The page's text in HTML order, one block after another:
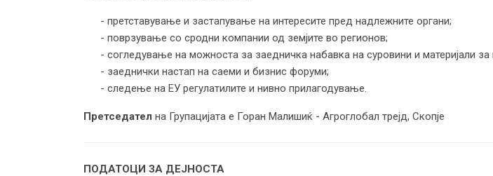
- претставување и застапување на интересите пред надлежните органи;
- поврзување со сродни компании од земјите во регионов;
- согледување на можноста за заедничка набавка на суровини и материјали
- заеднички настап на саеми и бизнис форуми;
- следење на ЕУ регулатилите и нивно прилагодување.
Претседател на Групацијата е Горан Малишиќ - Агроглобал трејд, Скопје
ПОДАТОЦИ ЗА ДЕЈНОСТА